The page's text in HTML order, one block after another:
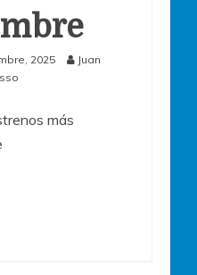
2025
Juan
más